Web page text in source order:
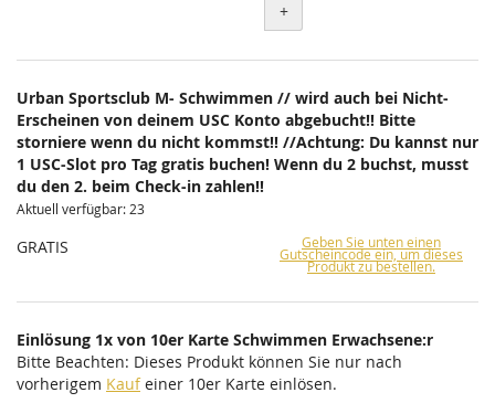
+
Urban Sportsclub M- Schwimmen // wird auch bei Nicht-
Erscheinen von deinem USC Konto abgebucht!! Bitte
storniere wenn du nicht kommst!! //Achtung: Du kannst nur
1 USC-Slot pro Tag gratis buchen! Wenn du 2 buchst, musst
du den 2. beim Check-in zahlen!!
Aktuell verfügbar: 23
GRATIS Geben Sie unten einen
Gutscheincode ein, um dieses
Produkt zu bestellen.
Einlösung 1x von 10er Karte Schwimmen Erwachsene:r
Bitte Beachten: Dieses Produkt können Sie nur nach
vorherigem Kaufeiner 10er Karte einlösen.